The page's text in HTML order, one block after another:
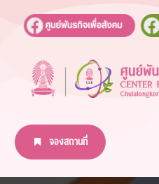
จองสถานที่